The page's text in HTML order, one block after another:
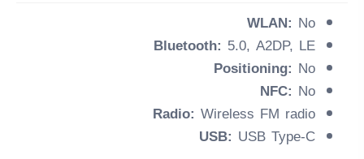
WLAN: No
Bluetooth: 5.0, A2DP, LE
Positioning: No
NFC: No
Radio: Wireless FM radio
USB: USB Type-C